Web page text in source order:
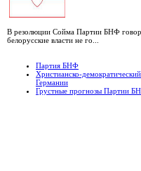
В резолюции Сойма Партии БНФ
белорусские власти не го...
Партия БНФ
Христианско-
Германии
Грустные прогнозы Партии